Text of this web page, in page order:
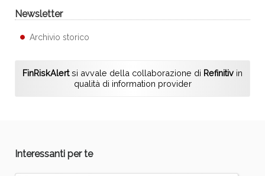
Newsletter
Archivio storico
FinRiskAlertsi avvale della collaborazione di Refinitiv in
qualità di information provider
Interessanti per te